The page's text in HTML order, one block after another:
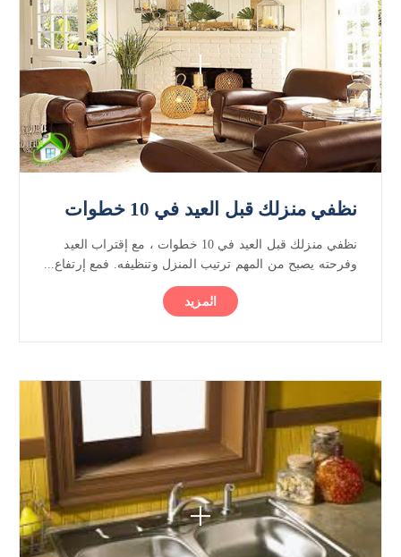
نظفي منزلك قبل العيد في 10 خطوات
نظفي منزلك قبل العيد في 10 خطوات ، مع إقتراب العيد
وفرحته يصبح من المهم ترتيب المنزل وتنظيفه. فمع إرتفاع...
المزيد